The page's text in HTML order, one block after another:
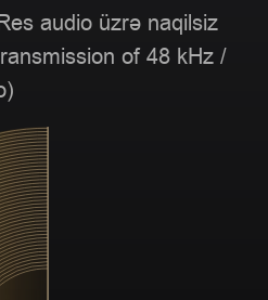
audio üzrə naqilsiz
of 48 kHz /